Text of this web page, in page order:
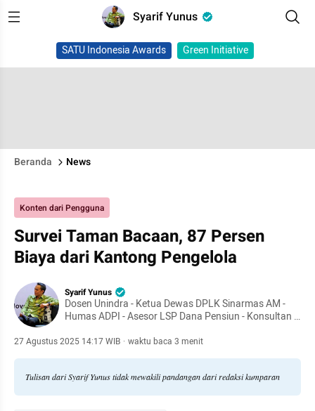
Syarif Yunus
SATU Indonesia Awards Green Initiative
Beranda News
Konten dari Pengguna
Survei Taman Bacaan, 87 Persen
Biaya dari Kantong Pengelola
Syarif Yunus
Dosen Unindra - Ketua Dewas DPLK Sinarmas AM -
Humas ADPI - Asesor LSP Dana Pensiun - Konsultan -
Pustaka - Penulis 54 buku
27 Agustus 2025 14:17 WIB · waktu baca 3 menit
Tulisan dari Syarif Yunus tidak mewakili pandangan dari redaksi kumparan